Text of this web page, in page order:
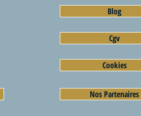
Blog
Cgv
Cookies
Nos Partenaires